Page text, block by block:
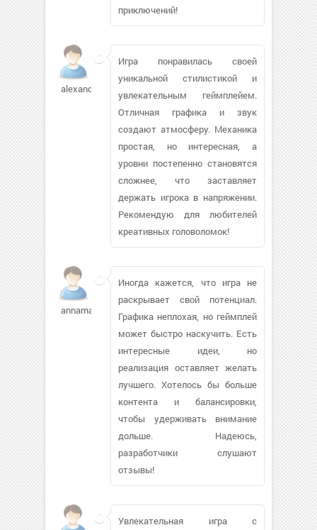
приключений!
alexandrfg499
Игра понравилась своей
уникальной стилистикой и
увлекательным геймплейем.
Отличная графика и звук
создают атмосферу. Механика
простая, но интересная, а
уровни постепенно становятся
сложнее, что заставляет
держать игрока в напряжении.
Рекомендую для любителей
креативных головоломок!
annamay14390
Иногда кажется, что игра не
раскрывает свой потенциал.
Графика неплохая, но геймплей
может быстро наскучить. Есть
интересные идеи, но
реализация оставляет желать
лучшего. Хотелось бы больше
контента и балансировки,
чтобы удерживать внимание
дольше. Надеюсь,
разработчики слушают
отзывы!
Увлекательная игра с